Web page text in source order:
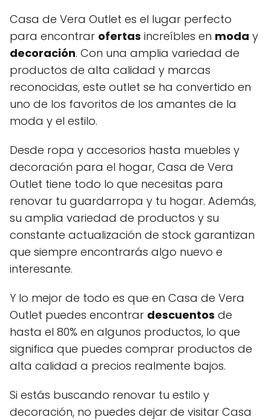
Casa de Vera Outlet es el lugar perfecto
para encontrar ofertas increíbles en moda y
decoración. Con una amplia variedad de
productos de alta calidad y marcas
reconocidas, este outlet se ha convertido en
uno de los favoritos de los amantes de la
moda y el estilo.
Desde ropa y accesorios hasta muebles y
decoración para el hogar, Casa de Vera
Outlet tiene todo lo que necesitas para
renovar tu guardarropa y tu hogar. Además,
su amplia variedad de productos y su
constante actualización de stock garantizan
que siempre encontrarás algo nuevo e
interesante.
Y lo mejor de todo es que en Casa de Vera
Outlet puedes encontrar descuentos de
hasta el 80% en algunos productos, lo que
significa que puedes comprar productos de
alta calidad a precios realmente bajos.
Si estás buscando renovar tu estilo y
decoración, no puedes dejar de visitar Casa